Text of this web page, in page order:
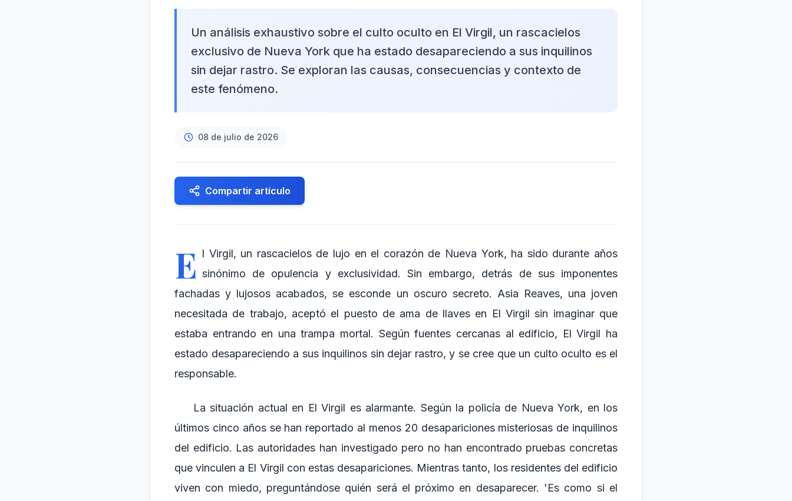
Un análisis exhaustivo sobre el culto oculto en El Virgil, un rascacielos
exclusivo de Nueva York que ha estado desapareciendo a sus inquilinos
sin dejar rastro. Se exploran las causas, consecuencias y contexto de
este fenómeno.
08 de julio de 2026
Compartir artículo
E l Virgil, un rascacielos de lujo en el corazón de Nueva York, ha sido durante años
sinónimo de opulencia y exclusividad. Sin embargo, detrás de sus imponentes
fachadas y lujosos acabados, se esconde un oscuro secreto. Asia Reaves, una joven
necesitada de trabajo, aceptó el puesto de ama de llaves en El Virgil sin imaginar que
estaba entrando en una trampa mortal. Según fuentes cercanas al edificio, El Virgil ha
estado desapareciendo a sus inquilinos sin dejar rastro, y se cree que un culto oculto es el
responsable.
La situación actual en El Virgil es alarmante. Según la policía de Nueva York, en los
últimos cinco años se han reportado al menos 20 desapariciones misteriosas de inquilinos
del edificio. Las autoridades han investigado pero no han encontrado pruebas concretas
que vinculen a El Virgil con estas desapariciones. Mientras tanto, los residentes del edificio
viven con miedo, preguntándose quién será el próximo en desaparecer. 'Es como si el